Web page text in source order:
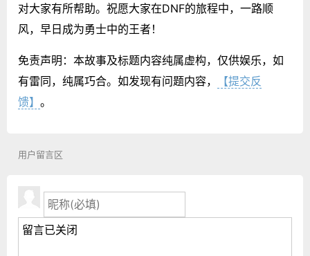
对大家有所帮助。祝愿大家在DNF的旅程中，一路顺
风，早日成为勇士中的王者！
免责声明：本故事及标题内容纯属虚构，仅供娱乐，如
有雷同，纯属巧合。如发现有问题内容，
【提交反
馈】 。
用户留言区